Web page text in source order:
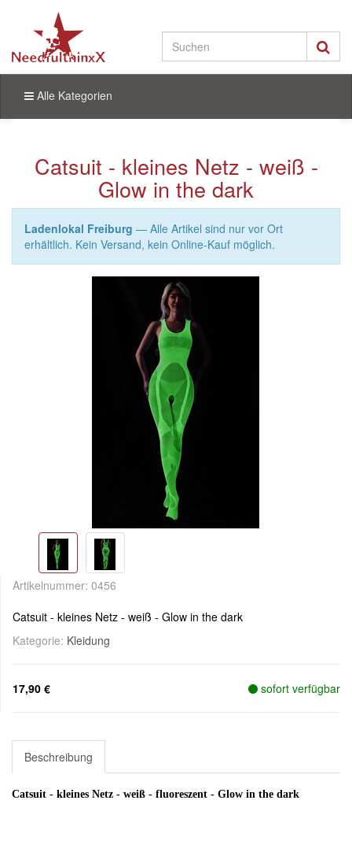
Alle Kategorien
Catsuit - kleines Netz - weiß -
Glow in the dark
Ladenlokal Freiburg — Alle Artikel sind nur vor Ort
erhältlich. Kein Versand, kein Online-Kauf möglich.
Artikelnummer: 0456
Catsuit - kleines Netz - weiß - Glow in the dark
Kategorie: Kleidung
17,90 € sofort verfügbar
Beschreibung
Catsuit - kleines Netz - weiß - fluoreszent - Glow in the dark